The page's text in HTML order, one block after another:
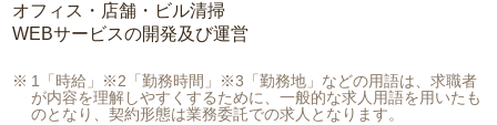
オフィス・店舗・ビル清掃
WEBサービスの開発及び運営
1「時給」※2「勤務時間」※3「勤務地」などの用語は、求職者
が内容を理解しやすくするために、一般的な求人用語を用いたも
のとなり、契約形態は業務委託での求人となります。